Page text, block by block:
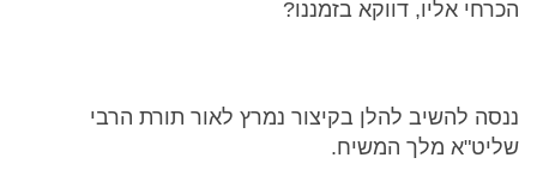
הכרחי אליו, דווקא בזמננו?
ננסה להשיב להלן בקיצור נמרץ לאור תורת הרבי
שליט"א מלך המשיח.